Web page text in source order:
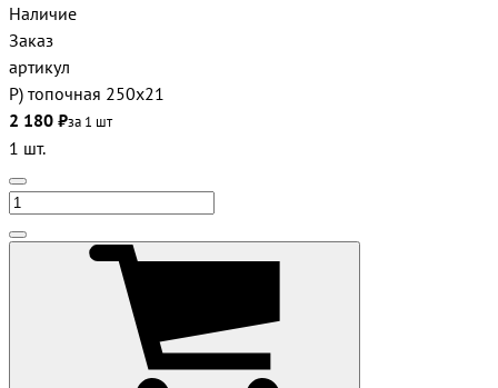
Наличие
Заказ
артикул
Р) топочная 250х21
2 180 ₽за 1 шт
1 шт.